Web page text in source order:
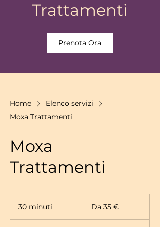
Trattamenti
Prenota Ora
Home
Elenco servizi
Moxa Trattamenti
Moxa
Trattamenti
30 minuti
euroDa 35 €